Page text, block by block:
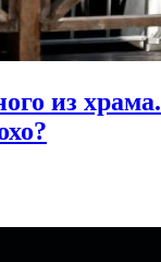
из храма.